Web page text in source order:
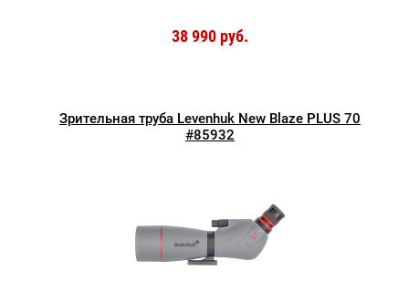
38 990 руб.
Зрительная труба Levenhuk New Blaze PLUS 70
#85932